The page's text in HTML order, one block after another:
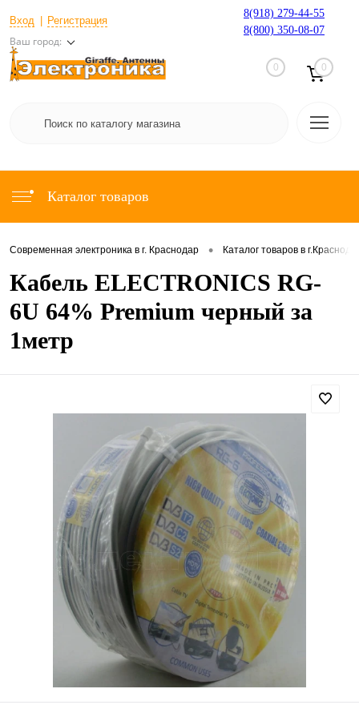
Вход Регистрация
Ваш город:
8(918) 279-44-55
8(800) 350-08-07
0 0
Каталог товаров
Современная электроника в г. Краснодар • Каталог товаров в
Кабель ELECTRONICS RG-
6U 64% Premium черный за
1метр